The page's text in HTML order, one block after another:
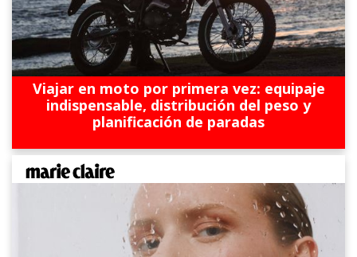
Viajar en moto por primera vez: equipaje
indispensable, distribución del peso y
planificación de paradas